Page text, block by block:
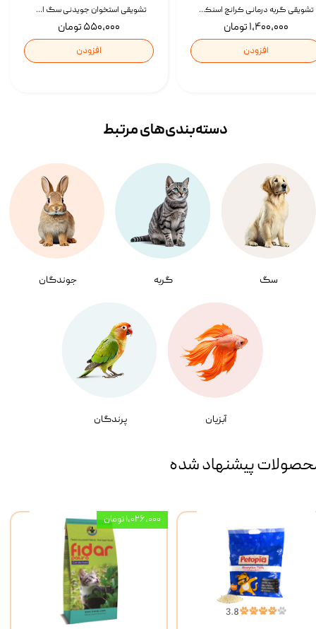
تشویقی استخوان جویدنی سگ اسنکی کرانچی با طعم مرغ Snacky Crunchy Munchy وزن 100 گرم
۵۵۰,۰۰۰ تومان
افزودن
تشویقی گربه درمانی کرانچ اسنکی با طعم میکس Snacky Crunch Cat Treats وزن 60 گرم بسته 4 عددی
۱,۴۰۰,۰۰۰ تومان
افزودن
سگ گربه جوندگان
آبزیان پرندگان
دسته‌بندی‌‌های مرتبط
پیشنهاد شده
۱,۰۲۶,۰۰۰ تومان